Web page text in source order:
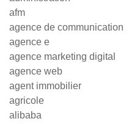
afm
agence de communication
agence e
agence marketing digital
agence web
agent immobilier
agricole
alibaba